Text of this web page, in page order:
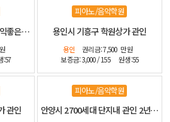
양천구 초교앞 학원상가 수익좋은 관인
:57
피아노/음악학원
용인시 기흥구 학원상가 관인
용인 권리금: 7,500 만원
보증금: 3,000 / 155
원생:55
관인
피아노/음악학원
안양시 2700세대 단지내 관인 2년전 신설 인테리어 좋습니다